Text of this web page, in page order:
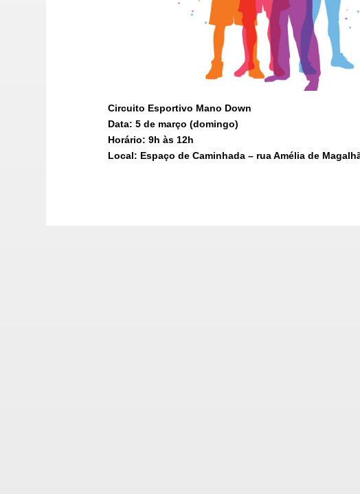
Circuito Esportivo Mano Down
Data: 5 de março (domingo)
Horário: 9h às 12h
Local: Espaço de Caminhada – rua Amélia de